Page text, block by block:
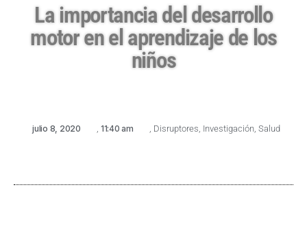
La importancia del desarrollo
motor en el aprendizaje de los
niños
julio 8, 2020 11:40 am Disruptores Investigación, Salud